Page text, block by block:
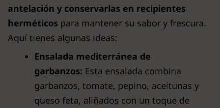
antelación y conservarlas en recipientes
herméticos para mantener su sabor y frescura.
Aquí tienes algunas ideas:
Ensalada mediterránea de
garbanzos: Esta ensalada combina
garbanzos, tomate, pepino, aceitunas y
queso feta, aliñados con un toque de